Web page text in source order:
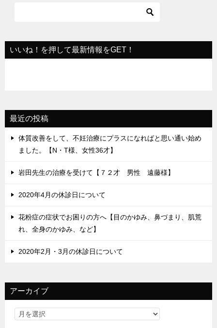
ョ
ン
いいね！を押して最新情報をGET！
最近の投稿
体質改善をして、不妊治療にプラスになればと思い通い始め
ました。【N・T様、女性36才】
岩田先生の治療を受けて【７２才 男性 遠藤様】
2020年4月の休診日について
花粉症の症状でお困りの方へ【目のかゆみ、鼻づまり、肌荒
れ、全身のかゆみ、など】
2020年2月・3月の休診日について
アーカイブ